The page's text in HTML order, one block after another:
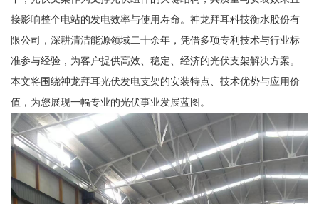
接影响整个电站的发电效率与使用寿命。神龙拜耳科技衡水股份有
限公司，深耕清洁能源领域二十余年，凭借多项专利技术与行业标
准参与经验，为客户提供高效、稳定、经济的光伏支架解决方案。
本文将围绕神龙拜耳光伏发电支架的安装特点、技术优势与应用价
值，为您展现一幅专业的光伏事业发展蓝图。